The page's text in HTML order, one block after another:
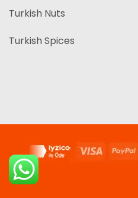
Turkish Nuts
Turkish Spices